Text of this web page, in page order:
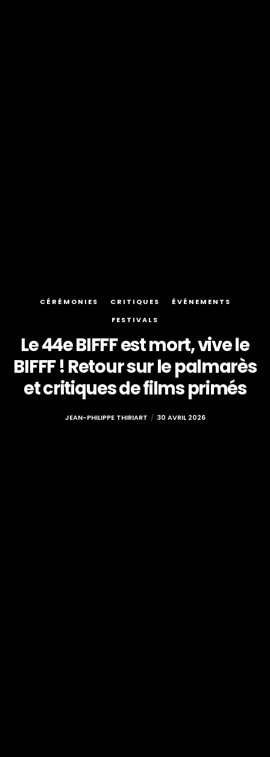
CÉRÉMONIES CRITIQUES
ÉVÉNEMENTS
FESTIVALS
Le 44e BIFFF est mort, vive le
BIFFF ! Retour sur le palmarès
et critiques de films primés
JEAN-PHILIPPE THIRIART 30 AVRIL 2026